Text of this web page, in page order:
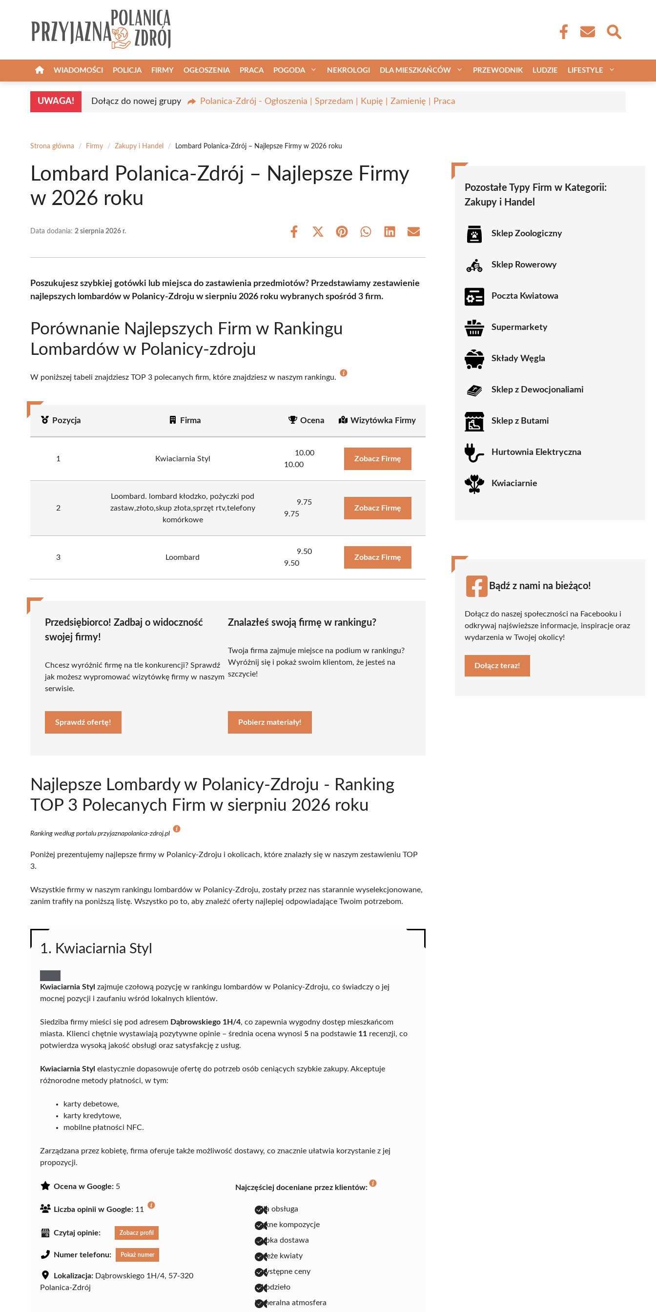
WIADOMOŚCI POLICJA FIRMY OGŁOSZENIA PRACA POGODA NEKROLOGI DLA MIESZKAŃCÓW PRZEWODNIK LUDZIE LIFESTYLE
UWAGA! Dołącz do nowej grupy Polanica-Zdrój - Ogłoszenia | Sprzedam | Kupię | Zamienię | Praca
Strona główna / Firmy / Zakupy i Handel / Lombard Polanica-Zdrój – Najlepsze Firmy w 2026 roku
Lombard Polanica-Zdrój – Najlepsze Firmy
w 2026 roku
Data dodania: 2 sierpnia 2026 r.
Share
Share
(Twitter)
Share Share Share Share
Poszukujesz szybkiej gotówki lub miejsca do zastawienia przedmiotów? Przedstawiamy zestawienie
najlepszych lombardów w Polanicy-Zdroju w sierpniu 2026 roku wybranych spośród 3 firm.
Porównanie Najlepszych Firm w Rankingu
Lombardów w Polanicy-zdroju
W poniższej tabeli znajdziesz TOP 3 polecanych firm, które znajdziesz w naszym rankingu.
Pozycja Firma Ocena Wizytówka Firmy
1 Kwiaciarnia Styl
10.00
10.00
Zobacz Firmę
2
Loombard. lombard kłodzko, pożyczki pod
zastaw,złoto,skup złota,sprzęt rtv,telefony
komórkowe
9.75
9.75
Zobacz Firmę
3 Loombard
9.50
9.50
Zobacz Firmę
Przedsiębiorco! Zadbaj o widoczność
swojej firmy!
Chcesz wyróżnić firmę na tle konkurencji? Sprawdź
jak możesz wypromować wizytówkę firmy w naszym
serwisie.
Sprawdź ofertę!
Znalazłeś swoją firmę w rankingu?
Twoja firma zajmuje miejsce na podium w rankingu?
Wyróżnij się i pokaż swoim klientom, że jesteś na
szczycie!
Pobierz materiały!
Najlepsze Lombardy w Polanicy-Zdroju - Ranking
TOP 3 Polecanych Firm w sierpniu 2026 roku
Ranking według portalu przyjaznapolanica-zdroj.pl
Poniżej prezentujemy najlepsze firmy w Polanicy-Zdroju i okolicach, które znalazły się w naszym zestawieniu TOP
3.
Wszystkie firmy w naszym rankingu lombardów w Polanicy-Zdroju, zostały przez nas starannie wyselekcjonowane,
zanim trafiły na poniższą listę. Wszystko po to, aby znaleźć oferty najlepiej odpowiadające Twoim potrzebom.
1. Kwiaciarnia Styl
Kwiaciarnia Styl zajmuje czołową pozycję w rankingu lombardów w Polanicy-Zdroju, co świadczy o jej
mocnej pozycji i zaufaniu wśród lokalnych klientów.
Siedziba firmy mieści się pod adresem Dąbrowskiego 1H/4, co zapewnia wygodny dostęp mieszkańcom
miasta. Klienci chętnie wystawiają pozytywne opinie – średnia ocena wynosi 5 na podstawie 11 recenzji, co
potwierdza wysoką jakość obsługi oraz satysfakcję z usług.
Kwiaciarnia Styl elastycznie dopasowuje ofertę do potrzeb osób ceniących szybkie zakupy. Akceptuje
różnorodne metody płatności, w tym:
karty debetowe,
karty kredytowe,
mobilne płatności NFC.
Zarządzana przez kobietę, firma oferuje także możliwość dostawy, co znacznie ułatwia korzystanie z jej
propozycji.
Ocena w Google: 5
Liczba opinii w Google: 11
Czytaj opinie: Zobacz profil
Numer telefonu: Pokaż numer
Lokalizacja: Dąbrowskiego 1H/4, 57-320
Polanica-Zdrój
Najczęściej doceniane przez klientów:
miła obsługa
piękne kompozycje
szybka dostawa
świeże kwiaty
przystępne ceny
rękodzieło
kameralna atmosfera
Pozostałe Typy Firm w Kategorii:
Zakupy i Handel
Sklep Zoologiczny
Sklep Rowerowy
Poczta Kwiatowa
Supermarkety
Składy Węgla
Sklep z Dewocjonaliami
Sklep z Butami
Hurtownia Elektryczna
Kwiaciarnie
Bądź z nami na bieżąco!
Dołącz do naszej społeczności na Facebooku i
odkrywaj najświeższe informacje, inspiracje oraz
wydarzenia w Twojej okolicy!
Dołącz teraz!